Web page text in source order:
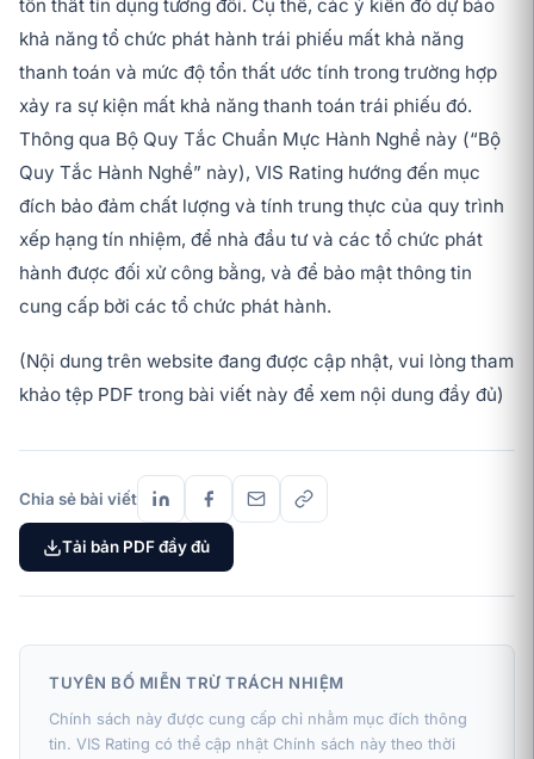
tổn thất tín dụng tương đối. Cụ thể, các ý kiến đó dự báo
khả năng tổ chức phát hành trái phiếu mất khả năng
thanh toán và mức độ tổn thất ước tính trong trường hợp
xảy ra sự kiện mất khả năng thanh toán trái phiếu đó.
Thông qua Bộ Quy Tắc Chuẩn Mực Hành Nghề này (“Bộ
Quy Tắc Hành Nghề” này), VIS Rating hướng đến mục
đích bảo đảm chất lượng và tính trung thực của quy trình
xếp hạng tín nhiệm, để nhà đầu tư và các tổ chức phát
hành được đối xử công bằng, và để bảo mật thông tin
cung cấp bởi các tổ chức phát hành.
(Nội dung trên website đang được cập nhật, vui lòng tham
khảo tệp PDF trong bài viết này để xem nội dung đầy đủ)
Chia sẻ bài viết
Tải bản PDF đầy đủ
TUYÊN BỐ MIỄN TRỪ TRÁCH NHIỆM
Chính sách này được cung cấp chỉ nhằm mục đích thông
tin. VIS Rating có thể cập nhật Chính sách này theo thời